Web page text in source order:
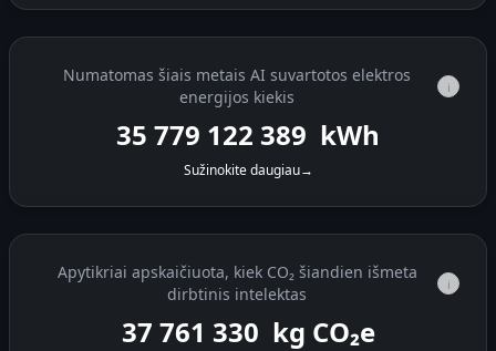
Numatomas šiais metais AI suvartotos elektros
energijos kiekis
i
35 779 123 738 kWh
Sužinokite daugiau→
Apytikriai apskaičiuota, kiek CO₂ šiandien išmeta
dirbtinis intelektas
i
37 761 802 kg CO₂e